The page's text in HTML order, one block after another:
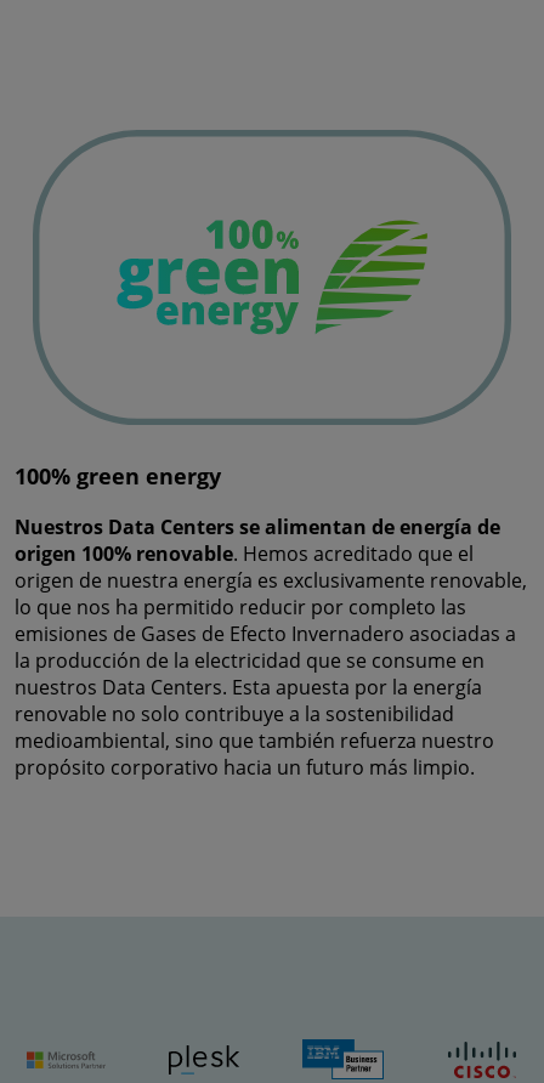
100% green energy
Nuestros Data Centers se alimentan de energía de
origen 100% renovable. Hemos acreditado que el
origen de nuestra energía es exclusivamente renovable,
lo que nos ha permitido reducir por completo las
emisiones de Gases de Efecto Invernadero asociadas a
la producción de la electricidad que se consume en
nuestros Data Centers. Esta apuesta por la energía
renovable no solo contribuye a la sostenibilidad
medioambiental, sino que también refuerza nuestro
propósito corporativo hacia un futuro más limpio.